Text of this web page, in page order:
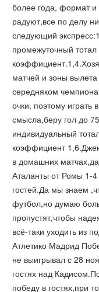
более года, формат и
радуют,все по делу
следующий
промежуточный
матчей и зоны
середняком
очки, поэтому
смысла,беру гол до
индивидуальный
коэффициент
в домашних
Аталанты от Ромы 1-4
гостей.Да мы знаем
футбол,но думаю
пропустят,чтобы
всё-таки уходить из
Атлетико Мадрид
не выигрывал с 28
гостях над
победу в гостях,при